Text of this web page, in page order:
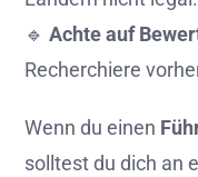
🔹 Achte auf
Recherchiere
Wenn du einen
solltest du dich an